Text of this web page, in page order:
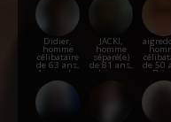
Didier,
homme
célibataire
de 63 ans,
Aignay-le-
Duc
JACKI,
homme
séparé(e)
de 81 ans,
Joigny
de 50
Dijon